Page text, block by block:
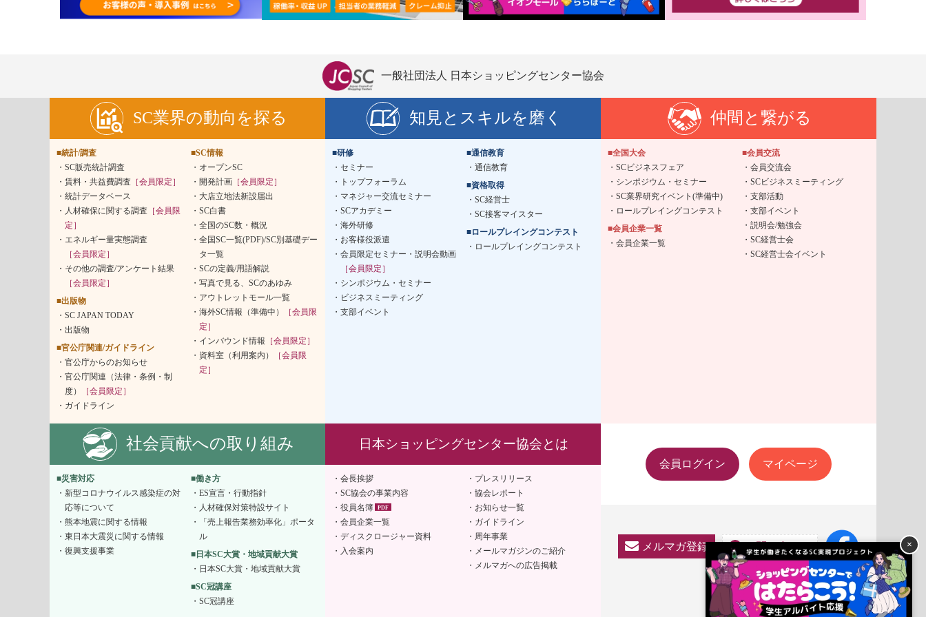
一般社団法人 日本ショッピングセンター協会
SC業界の動向を探る
■統計/調査
SC販売統計調査
賃料・共益費調査 ［会員限定］
統計データベース
人材確保に関する調査 ［会員限
定］
エネルギー量実態調査
［会員限定］
その他の調査/アンケート結果
［会員限定］
■出版物
SC JAPAN TODAY
出版物
■官公庁関連/ガイドライン
官公庁からのお知らせ
官公庁関連（法律・条例・制
度）
［会員限定］
ガイドライン
■SC情報
オープンSC
開発計画 ［会員限定］
大店立地法新設届出
SC白書
全国のSC数・概況
全国SC一覧(PDF)/SC別基礎デー
タ一覧
SCの定義/用語解説
写真で見る、SCのあゆみ
アウトレットモール一覧
海外SC情報（準備中）
［会員限
定］
インバウンド情報 ［会員限定］
資料室（利用案内）
［会員限
定］
知見とスキルを磨く
■研修
セミナー
トップフォーラム
マネジャー交流セミナー
SCアカデミー
海外研修
お客様役派遣
会員限定セミナー・説明会動画
［会員限定］
シンポジウム・セミナー
ビジネスミーティング
支部イベント
■通信教育
通信教育
■資格取得
SC経営士
SC接客マイスター
■ロールプレイングコンテスト
ロールプレイングコンテスト
仲間と繋がる
■全国大会
SCビジネスフェア
シンポジウム・セミナー
SC業界研究イベント(準備中)
ロールプレイングコンテスト
■会員企業一覧
会員企業一覧
■会員交流
会員交流会
SCビジネスミーティング
支部活動
支部イベント
説明会/勉強会
SC経営士会
SC経営士会イベント
社会貢献への取り組み
■災害対応
新型コロナウイルス感染症の対
応等について
熊本地震に関する情報
東日本大震災に関する情報
復興支援事業
■働き方
ES宣言・行動指針
人材確保対策特設サイト
「売上報告業務効率化」ポータ
ル
■日本SC大賞・地域貢献大賞
日本SC大賞・地域貢献大賞
■SC冠講座
SC冠講座
日本ショッピングセンター協会とは
会長挨拶
SC協会の事業内容
役員名簿
会員企業一覧
ディスクロージャー資料
入会案内
プレスリリース
協会レポート
お知らせ一覧
ガイドライン
周年事業
メールマガジンのご紹介
メルマガへの広告掲載
会員ログイン マイページ
メルマガ登録 お問い合わせ ×